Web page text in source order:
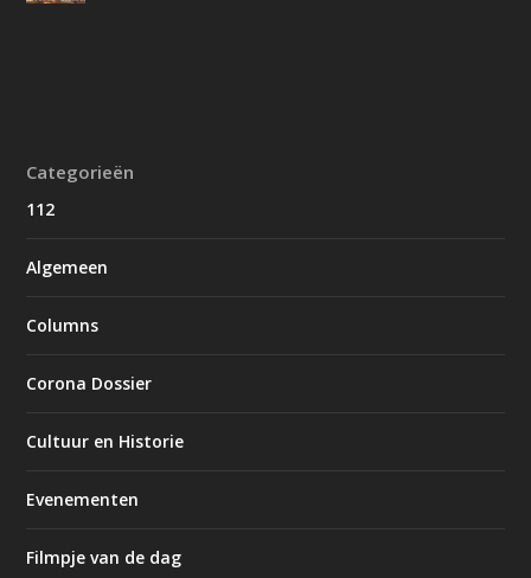
Categorieën
112
Algemeen
Columns
Corona Dossier
Cultuur en Historie
Evenementen
Filmpje van de dag